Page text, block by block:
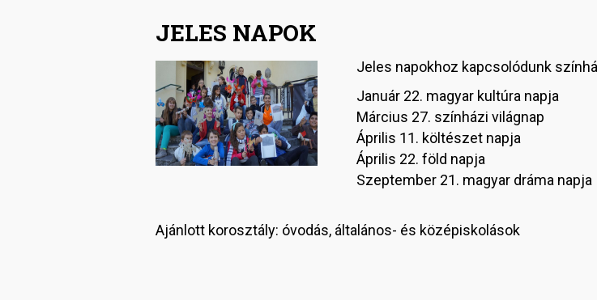
JELES NAPOK
Jeles napokhoz kapcsolódunk
Január 22. magyar kultúra napja
Március 27. színházi világnap
Április 11. költészet napja
Április 22. föld napja
Szeptember 21. magyar dráma napja
Ajánlott korosztály: óvodás, általános- és középiskolások